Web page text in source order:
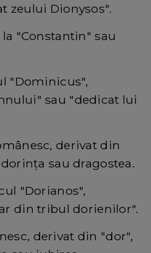
zeului Dionysos".
"Constantin" sau
"Dominicus",
sau "dedicat lui
derivat din
sau dragostea.
"Dorianos",
din tribul dorienilor".
derivat din "dor",